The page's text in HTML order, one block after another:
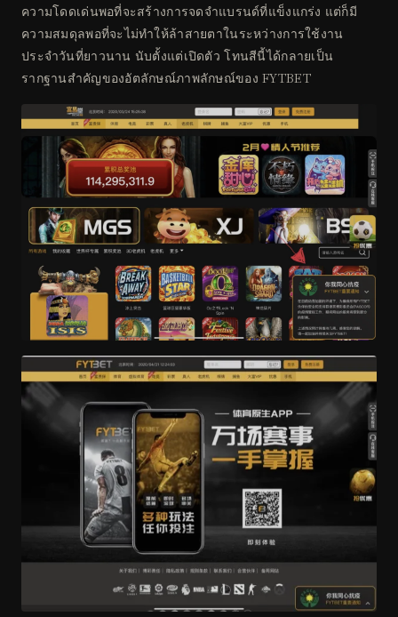
ความโดดเด่นพอที่จะสร้างการจดจำแบรนด์ที่แข็งแกร่ง แต่ก็มี
ความสมดุลพอที่จะไม่ทำให้ล้าสายตาในระหว่างการใช้งาน
ประจำวันที่ยาวนาน นับตั้งแต่เปิดตัว โทนสีนี้ได้กลายเป็น
รากฐานสำคัญของอัตลักษณ์ภาพลักษณ์ของ FYTBET